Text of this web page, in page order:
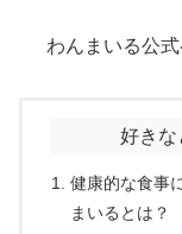
わんまいる
好きな
健康的な食事
まいるとは？